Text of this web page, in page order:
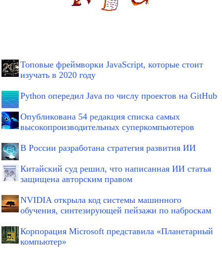
Топовые фреймворки JavaScript, которые стоит
изучать в 2020 году
Python опередил Java по числу проектов на GitHub
Опубликована 54 редакция списка самых
высокопроизводительных суперкомпьютеров
В России разработана стратегия развития ИИ
Китайский суд решил, что написанная ИИ статья
защищена авторским правом
NVIDIA открыла код системы машинного
обучения, синтезирующей пейзажи по наброскам
Корпорация Microsoft представила «Планетарный
компьютер»